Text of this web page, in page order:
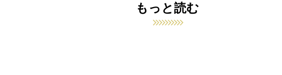
もっと読む